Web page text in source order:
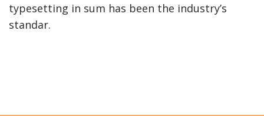
typesetting in sum has been the industry’s
standar.